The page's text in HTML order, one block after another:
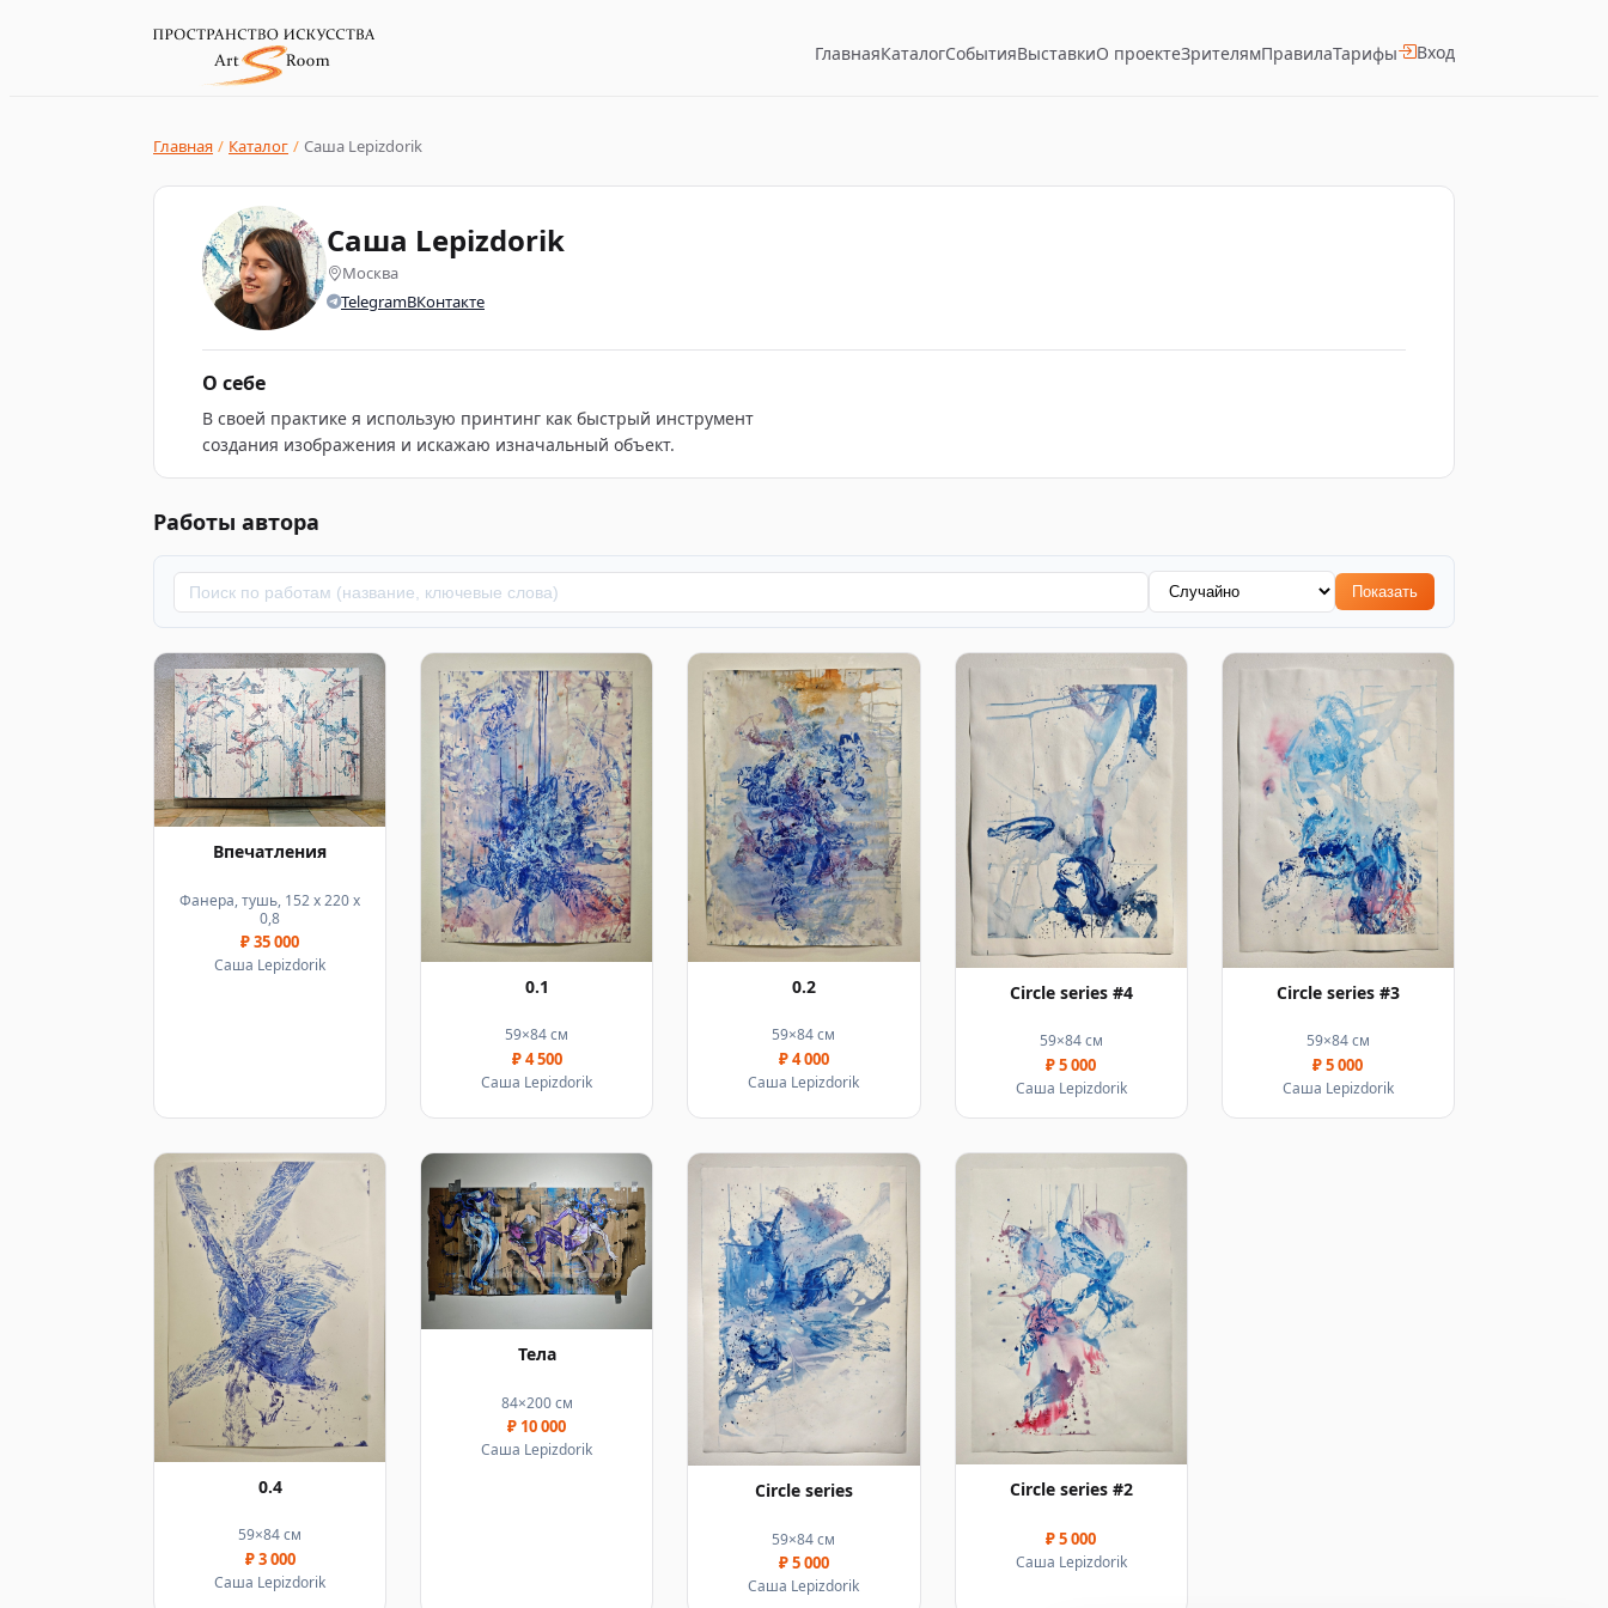
ГлавнаяКаталогСобытияВыставкиО проектеЗрителямПравилаТарифы Вход
Главная / Каталог / Саша Lepizdorik
Саша Lepizdorik
Москва
TelegramВКонтакте
О себе
В своей практике я использую принтинг как быстрый инструмент
создания изображения и искажаю изначальный объект.
Работы автора
Показать
Впечатления
Фанера, тушь, 152 x 220 x
0,8
₽ 35 000
Саша Lepizdorik
0.1
59×84 см
₽ 4 500
Саша Lepizdorik
0.2
59×84 см
₽ 4 000
Саша Lepizdorik
Circle series #4
59×84 см
₽ 5 000
Саша Lepizdorik
Circle series #3
59×84 см
₽ 5 000
Саша Lepizdorik
0.4
59×84 см
₽ 3 000
Саша Lepizdorik
Тела
84×200 см
₽ 10 000
Саша Lepizdorik
Circle series
59×84 см
₽ 5 000
Саша Lepizdorik
Circle series #2
₽ 5 000
Саша Lepizdorik